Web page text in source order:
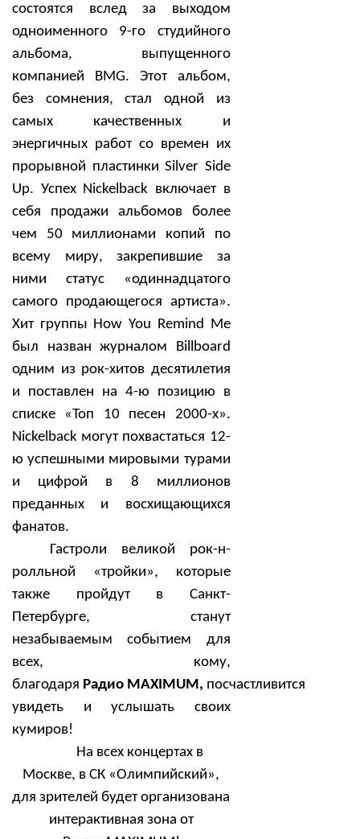
состоятся вслед за выходом
одноименного 9-го студийного
альбома, выпущенного
компанией BMG. Этот альбом,
без сомнения, стал одной из
самых качественных и
энергичных работ со времен их
прорывной пластинки Silver Side
Up. Успех Nickelback включает в
себя продажи альбомов более
чем 50 миллионами копий по
всему миру, закрепившие за
ними статус «одиннадцатого
самого продающегося артиста».
Хит группы How You Remind Me
был назван журналом Billboard
одним из рок-хитов десятилетия
и поставлен на 4-ю позицию в
списке «Топ 10 песен 2000-х».
Nickelback могут похвастаться 12-
ю успешными мировыми турами
и цифрой в 8 миллионов
преданных и восхищающихся
фанатов.
Гастроли великой рок-н-
ролльной «тройки», которые
также пройдут в Санкт-
Петербурге, станут
незабываемым событием для
всех, кому,
благодаря Радио MAXIMUM, посчастливится
увидеть и услышать своих
кумиров!
На всех концертах в
Москве, в СК «Олимпийский»,
для зрителей будет организована
интерактивная зона от